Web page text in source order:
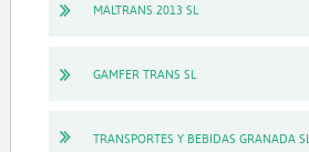
MALTRANS 2013 SL
GAMFER TRANS SL
TRANSPORTES Y BEBIDAS GRANADA SL